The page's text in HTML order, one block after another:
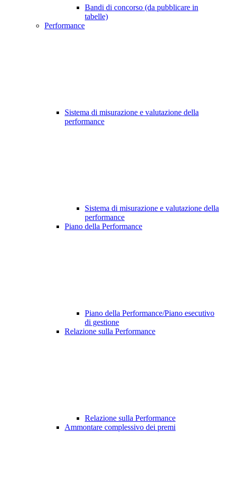
Bandi di concorso (da pubblicare in
tabelle)
Performance
Sistema di misurazione e valutazione della
performance
Sistema di misurazione e valutazione della
performance
Piano della Performance
Piano della Performance/Piano esecutivo
di gestione
Relazione sulla Performance
Relazione sulla Performance
Ammontare complessivo dei premi